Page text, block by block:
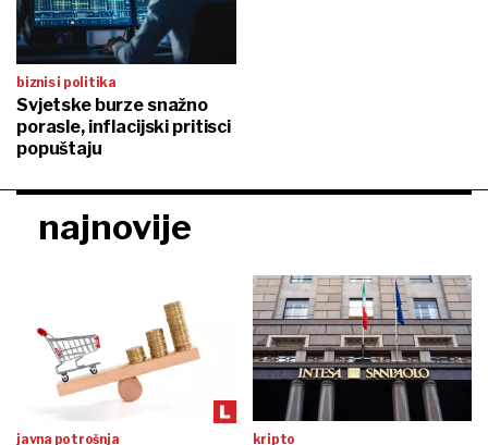
biznis i politika
Svjetske burze snažno
porasle, inflacijski pritisci
popuštaju
najnovije
javna potrošnja kripto